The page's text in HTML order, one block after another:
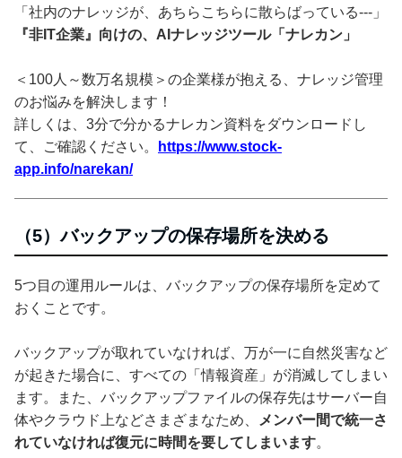
「社内のナレッジが、あちらこちらに散らばっている---」
『非IT企業』向けの、AIナレッジツール「ナレカン」
＜100人～数万名規模＞の企業様が抱える、ナレッジ管理
のお悩みを解決します！
詳しくは、3分で分かるナレカン資料をダウンロードし
て、ご確認ください。
https://www.stock-
app.info/narekan/
（5）バックアップの保存場所を決める
5つ目の運用ルールは、バックアップの保存場所を定めて
おくことです。
バックアップが取れていなければ、万が一に自然災害など
が起きた場合に、すべての「情報資産」が消滅してしまい
ます。また、バックアップファイルの保存先はサーバー自
体やクラウド上などさまざまなため、
メンバー間で統一さ
れていなければ復元に時間を要してしまいます。